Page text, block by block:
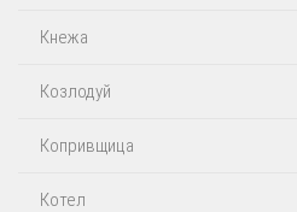
Кнежа
Козлодуй
Копривщица
Котел